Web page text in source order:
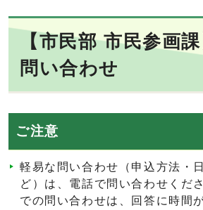
【市民部 市民参画
問い合わせ
ご注意
軽易な問い合わせ（申込方法・
ど）は、電話で問い合わせくだ
での問い合わせは、回答に時間